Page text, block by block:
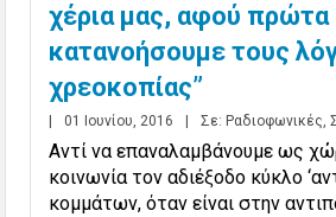
χέρια μας, αφού πρώτα
κατανοήσουμε τους
χρεοκοπίας”
01 Ιουνίου, 2016 Σε: Ραδιοφωνικές,
Αντί να επαναλαμβάνουμε ως
κοινωνία τον αδιέξοδο κύκλο
κομμάτων, όταν είναι στην